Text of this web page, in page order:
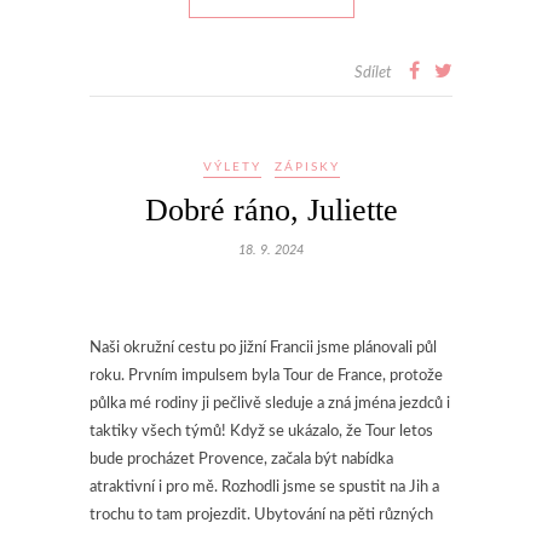
Sdílet
VÝLETY ZÁPISKY
Dobré ráno, Juliette
18. 9. 2024
Naši okružní cestu po jižní Francii jsme plánovali půl
roku. Prvním impulsem byla Tour de France, protože
půlka mé rodiny ji pečlivě sleduje a zná jména jezdců i
taktiky všech týmů! Když se ukázalo, že Tour letos
bude procházet Provence, začala být nabídka
atraktivní i pro mě. Rozhodli jsme se spustit na Jih a
trochu to tam projezdit. Ubytování na pěti různých